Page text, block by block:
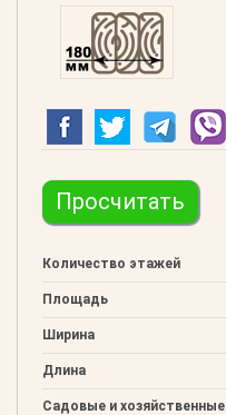
Клееный 180
Просчитать
Количество этажей
Площадь
Ширина
Длина
Садовые и хозяйственные